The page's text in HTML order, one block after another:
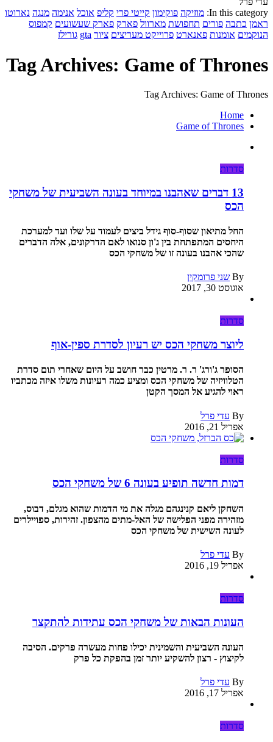
In this category: מוזיקה פוקימון קייטי פרי קליפ אוכל אנימה מנגה נארוטו
ראמן כתבה פורים תחפושת מארוול פארק פארק שעשועים קמפוס
הנוקמים אומנות פאנארט פרוייקט מעריצים ציור gta גורילז
Tag Archives: Game of Thrones
Tag Archives: Game of Thrones
Home
Game of Thrones
סדרות
13 דברים שאהבנו במיוחד בעונה השביעית של משחקי
הכס
החל מתיאון שסוף-סוף גידל ביצים לעמוד על שלו ועד למערכת
היחסים המתפתחת בין ג'ון סנואו לאם הדרקונים, אלה הדברים
שהכי אהבנו בעונה זו של משחקי הכס
By שני פרומקין
אוגוסט 30, 2017
סדרות
ליוצר משחקי הכס יש רעיון לסדרת ספין-אוף
הסופר ג'ורג' ר. ר. מרטין כבר חושב על היום שאחרי תום סדרת
הטלוויזיה של משחקי הכס ומציע כמה רעיונות משלו איזה מכתביו
ראוי להגיע אל המסך הקטן
By עדי פרל
אפריל 21, 2016
סדרות
דמות חדשה תופיע בעונה 6 של משחקי הכס
השחקן ליאם קנינגהם מגלה את מי הדמות שהוא מגלם, דבוס,
מזהירה מפני הפלישה של האל-מתים מהצפון. זהירות, ספויילרים
לעונה השישית של משחקי הכס
By עדי פרל
אפריל 19, 2016
סדרות
העונות הבאות של משחקי הכס עתידות להתקצר
העונה השביעית והשמינית יכילו פחות מעשרה פרקים. הסיבה
לקיצוץ - רצון להשקיע יותר זמן בהפקת כל פרק
By עדי פרל
אפריל 17, 2016
סדרות